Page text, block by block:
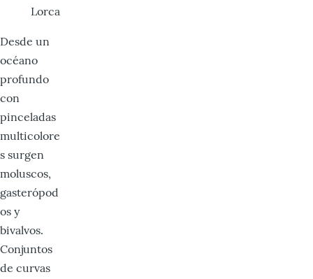
Lorca
Desde un
océano
profundo
con
pinceladas
multicolore
s surgen
moluscos,
gasterópod
os y
bivalvos.
Conjuntos
de curvas